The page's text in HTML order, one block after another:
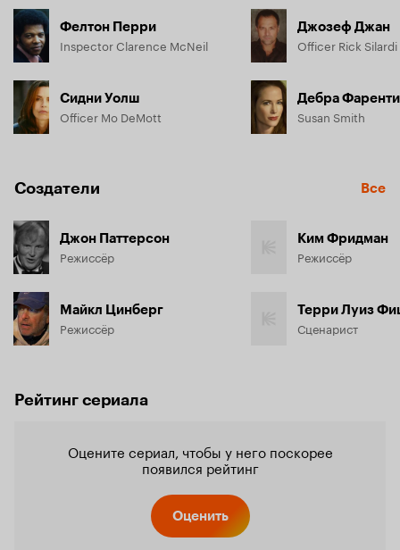
Фелтон Перри
Inspector Clarence McNeil
Сидни Уолш
Officer Mo DeMott
Джозеф Джан
Officer Rick Silardi
Дебра
Susan Smith
Создатели Все
Джон Паттерсон
Режиссёр
Майкл Цинберг
Режиссёр
Ким Фридман
Режиссёр
Терри Луиз
Сценарист
Рейтинг сериала
Оцените сериал, чтобы у него поскорее
появился рейтинг
Оценить